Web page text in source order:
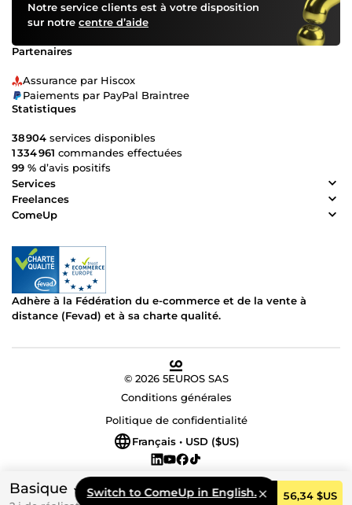
Basique Commander 56,34 $US
Switch to ComeUp in English.
Notre service clients est à votre disposition
sur notre centre d’aide
Partenaires
Assurance par Hiscox
Paiements par PayPal Braintree
Statistiques
38 904 services disponibles
1 334 961 commandes effectuées
99 % d’avis positifs
Services
Freelances
ComeUp
Adhère à la Fédération du e-commerce et de la vente à
distance (Fevad) et à sa charte qualité.
© 2026 5EUROS SAS
Conditions générales
Politique de confidentialité
Français • USD ($US)